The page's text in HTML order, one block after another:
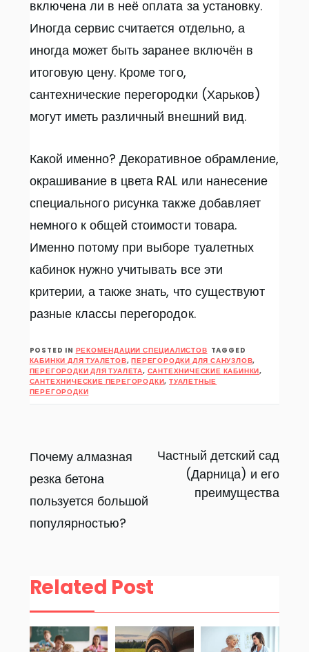
включена ли в неё оплата за установку.
Иногда сервис считается отдельно, а
иногда может быть заранее включён в
итоговую цену. Кроме того,
сантехнические перегородки (Харьков)
могут иметь различный внешний вид.
Какой именно? Декоративное обрамление,
окрашивание в цвета RAL или нанесение
специального рисунка также добавляет
немного к общей стоимости товара.
Именно потому при выборе туалетных
кабинок нужно учитывать все эти
критерии, а также знать, что существуют
разные классы перегородок.
POSTED IN РЕКОМЕНДАЦИИ СПЕЦИАЛИСТОВ TAGGED
КАБИНКИ ДЛЯ ТУАЛЕТОВ,ПЕРЕГОРОДКИ ДЛЯ САНУЗЛОВ,
ПЕРЕГОРОДКИ ДЛЯ ТУАЛЕТА, САНТЕХНИЧЕСКИЕ КАБИНКИ,
САНТЕХНИЧЕСКИЕ ПЕРЕГОРОДКИ, ТУАЛЕТНЫЕ
ПЕРЕГОРОДКИ
Навигация
по
записям
Почему алмазная
резка бетона
пользуется большой
популярностью?
Частный детский сад
(Дарница) и его
преимущества
Related Post